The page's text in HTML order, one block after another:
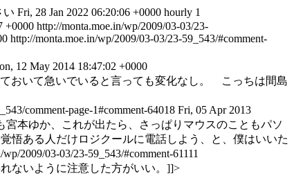
い Fri, 28 Jan 2022 06:20:06 +0000 hourly 1
+0000 http://monta.moe.in/wp/2009/03-03/23-
http://monta.moe.in/wp/2009/03-03/23-59_543/#comment-
12 May 2014 18:47:02 +0000
おいて急いでいると言っても変化なし。 こっちは間島
comment-page-1#comment-64018 Fri, 05 Apr 2013
本ゆか、これが出たら、さっぱりマウスのこともパソ
悟ある人だけロジクールに電話しよう、と、僕はいいた
2009/03-03/23-59_543/#comment-61111
ないように注意した方がいい。]]>